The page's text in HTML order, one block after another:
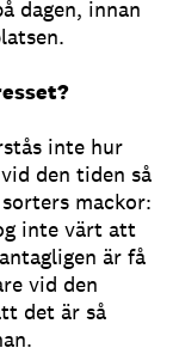
dagen, innan
inte hur
den tiden så
mackor:
inte värt att
är få
vid den
det är så